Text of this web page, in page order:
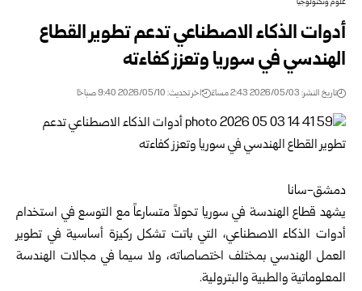
علوم وتكنولوجيا
أدوات الذكاء الاصطناعي تدعم تطوير القطاع
الهندسي في سوريا وتعزز كفاءته
تاريخ النشر: 2026/05/03 2:43 مساءً اخر تحديث: 2026/05/10 9:40 صباحًا
دمشق-سانا
يشهد قطاع الهندسة في سوريا تحولاً متسارعاً مع التوسع في استخدام
أدوات الذكاء الاصطناعي، التي باتت تشكل ركيزة أساسية في تطوير
العمل الهندسي بمختلف اختصاصاته، ولا سيما في مجالات الهندسة
المعلوماتية والطبية والبترولية.